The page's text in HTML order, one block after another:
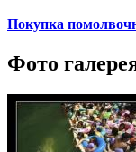
Покупка
Фото